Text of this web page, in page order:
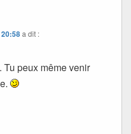
a dit :
peux même venir